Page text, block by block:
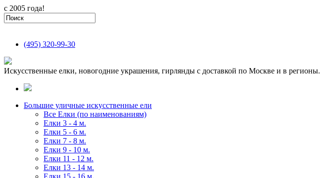
с 2005 года!
(495) 320-99-30
Искусственные елки, новогодние украшения, гирлянды с доставкой по Москве и в регионы.
Большие уличные искусственные ели
Все Елки (по наименованиям)
Елки 3 - 4 м.
Елки 5 - 6 м.
Елки 7 - 8 м.
Елки 9 - 10 м.
Елки 11 - 12 м.
Елки 13 - 14 м.
Елки 15 - 16 м.